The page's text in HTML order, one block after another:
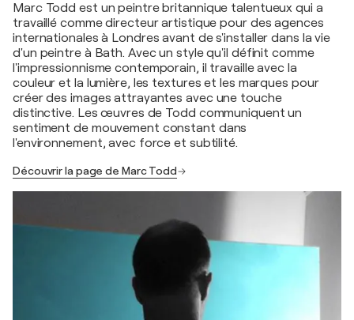
Marc Todd est un peintre britannique talentueux qui a
travaillé comme directeur artistique pour des agences
internationales à Londres avant de s'installer dans la vie
d'un peintre à Bath. Avec un style qu'il définit comme
l'impressionnisme contemporain, il travaille avec la
couleur et la lumière, les textures et les marques pour
créer des images attrayantes avec une touche
distinctive. Les œuvres de Todd communiquent un
sentiment de mouvement constant dans
l'environnement, avec force et subtilité.
Découvrir la page de Marc Todd